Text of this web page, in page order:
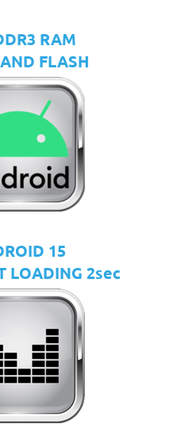
RAM
FLASH
15
LOADING 2sec